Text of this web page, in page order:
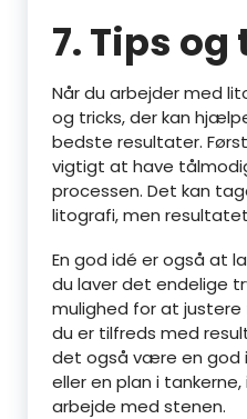
7. Tips
Når du arbejder med
og tricks, der kan
bedste resultater.
vigtigt at have
processen. Det kan
litografi, men
En god idé er også at
du laver det endelige
mulighed for at
du er tilfreds med
det også være en god
eller en plan i
arbejde med stenen.